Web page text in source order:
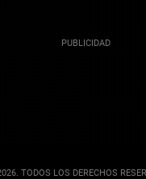
TODOS LOS DERECHOS